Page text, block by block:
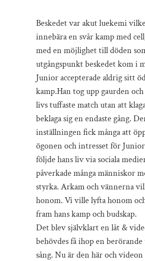
Beskedet var akut luekemi
innebära en svår kamp med
med en möjlighet till döden
utgångspunkt beskedet kom i
Junior accepterade aldrig sitt
kamp.Han tog upp gaurden
livs tuffaste match utan att
beklaga sig en endaste gång.
inställningen fick många att
ögonen och intresset för
följde hans liv via sociala
påverkade många människor
styrka. Arkam och vännerna
honom. Vi ville lyfta honom
fram hans kamp och budskap.
Det blev självklart en låt &
behövdes få ihop en
sång. Nu är den här och videon